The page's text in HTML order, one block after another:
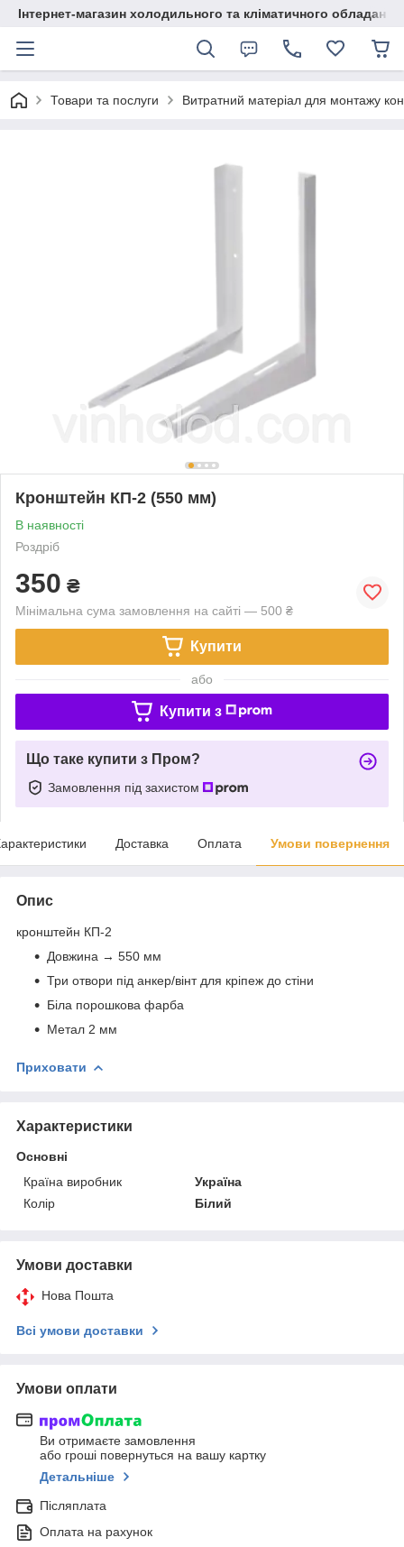
Інтернет-магазин холодильного та кліматичного обладання
Товари та послуги Витратний матеріал для монтажу
Кронштейн КП-2 (550 мм)
В наявності
Роздріб
350 ₴
Мінімальна сума замовлення на сайті — 500 ₴
Купити
або
Купити з
Що таке купити з Пром?
Замовлення під захистом
Доставка Оплата Умови повернення
Опис
кронштейн КП-2
Довжина → 550 мм
Три отвори під анкер/вінт для кріпеж до стіни
Біла порошкова фарба
Метал 2 мм
Приховати
Характеристики
Основні
Країна виробник
Україна
Колір
Білий
Умови доставки
Нова Пошта
Всі умови доставки
Умови оплати
Ви отримаєте замовлення
або гроші повернуться на вашу картку
Детальніше
Післяплата
Оплата на рахунок